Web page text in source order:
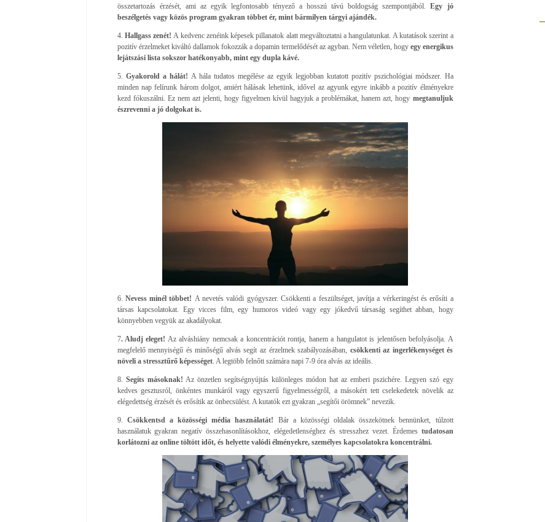
összetartozás érzését, ami az egyik legfontosabb tényező a hosszú távú boldogság szempontjából.Egy jó
beszélgetés vagy közös program gyakran többet ér, mint bármilyen tárgyi ajándék.
4. Hallgass zenét! A kedvenc zenéink képesek pillanatok alatt megváltoztatni a hangulatunkat. A kutatások szerint a
pozitív érzelmeket kiváltó dallamok fokozzák a dopamin termelődését az agyban. Nem véletlen, hogyegy energikus
lejátszási lista sokszor hatékonyabb, mint egy dupla kávé.
5. Gyakorold a hálát! A hála tudatos megélése az egyik legjobban kutatott pozitív pszichológiai módszer. Ha
minden nap felírunk három dolgot, amiért hálásak lehetünk, idővel az agyunk egyre inkább a pozitív élményekre
kezd fókuszálni. Ez nem azt jelenti, hogy figyelmen kívül hagyjuk a problémákat, hanem azt, hogy megtanuljuk
észrevenni a jó dolgokat is.
6. Nevess minél többet! A nevetés valódi gyógyszer. Csökkenti a feszültséget, javítja a vérkeringést és erősíti a
társas kapcsolatokat. Egy vicces film, egy humoros videó vagy egy jókedvű társaság segíthet abban, hogy
könnyebben vegyük az akadályokat.
7. Aludj eleget! Az alváshiány nemcsak a koncentrációt rontja, hanem a hangulatot is jelentősen befolyásolja. A
megfelelő mennyiségű és minőségű alvás segít az érzelmek szabályozásában, csökkenti az ingerlékenységet és
növeli a stressztűrő képességet. A legtöbb felnőtt számára napi 7-9 óra alvás az ideális.
8. Segíts másoknak! Az önzetlen segítségnyújtás különleges módon hat az emberi pszichére. Legyen szó egy
kedves gesztusról, önkéntes munkáról vagy egyszerű figyelmességről, a másokért tett cselekedetek növelik az
elégedettség érzését és erősítik az önbecsülést. A kutatók ezt gyakran „segítői örömnek” nevezik.
9. Csökkentsd a közösségi média használatát! Bár a közösségi oldalak összekötnek bennünket, túlzott
használatuk gyakran negatív összehasonlításokhoz, elégedetlenséghez és stresszhez vezet. Érdemestudatosan
korlátozni az online töltött időt, és helyette valódi élményekre, személyes kapcsolatokra koncentrálni.